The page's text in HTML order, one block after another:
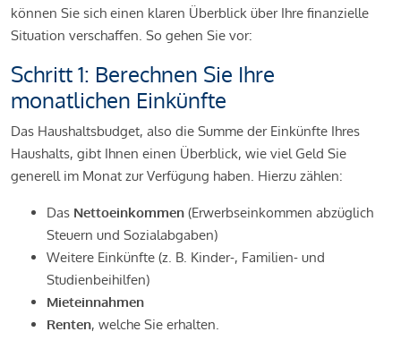
können Sie sich einen klaren Überblick über Ihre finanzielle
Situation verschaffen. So gehen Sie vor:
Schritt 1: Berechnen Sie Ihre
monatlichen Einkünfte
Das Haushaltsbudget, also die Summe der Einkünfte Ihres
Haushalts, gibt Ihnen einen Überblick, wie viel Geld Sie
generell im Monat zur Verfügung haben. Hierzu zählen:
Das Nettoeinkommen (Erwerbseinkommen abzüglich
Steuern und Sozialabgaben)
Weitere Einkünfte (z. B. Kinder-, Familien- und
Studienbeihilfen)
Mieteinnahmen
Renten, welche Sie erhalten.